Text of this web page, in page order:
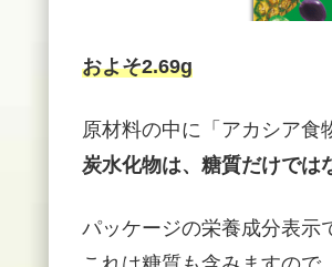
およそ2.69g
原材料の中に「アカシア食
炭水化物は、糖質だけでは
パッケージの栄養成分表示